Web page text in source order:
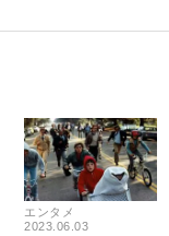
エンタメ
2023.06.03